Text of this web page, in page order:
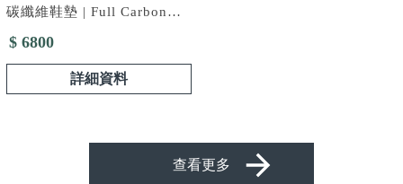
碳纖維鞋墊 | Full Carbon
$ 6800
詳細資料
查看更多